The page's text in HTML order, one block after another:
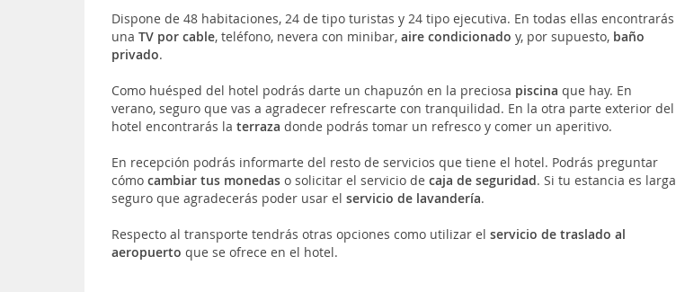
Dispone de 48 habitaciones, 24 de tipo turistas y 24 tipo ejecutiva. En todas ellas encontrarás
unaTV por cable, teléfono, nevera con minibar,aire condicionado y, por supuesto, baño
privado.
Como huésped del hotel podrás darte un chapuzón en la preciosa piscinaque hay. En
verano, seguro que vas a agradecer refrescarte con tranquilidad. En la otra parte exterior del
hotel encontrarás laterraza donde podrás tomar un refresco y comer un aperitivo.
En recepción podrás informarte del resto de servicios que tiene el hotel. Podrás preguntar
cómo cambiar tus monedaso solicitar el servicio decaja de seguridad. Si tu estancia es larga
seguro que agradecerás poder usar elservicio de lavandería.
Respecto al transporte tendrás otras opciones como utilizar el servicio de traslado al
aeropuerto que se ofrece en el hotel.